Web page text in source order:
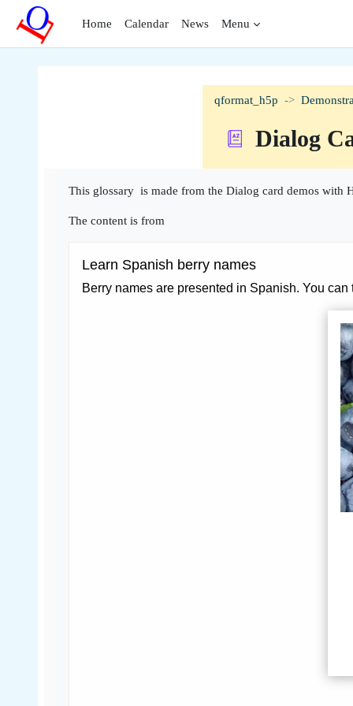
Skip to main content
Home
Calendar News Menu
qformat_h5p
Dialog
This glossary is made from the Dialog card demos with
The content is from